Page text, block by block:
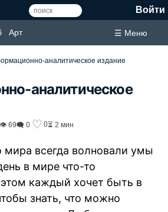
Войти
Арт ☰ Меню
аналитическое издание
аналитическое
69🗨 0 ♡ 0⏳ 2 мин
мира всегда волновали умы
в мире что-то
каждый хочет быть в
знать, что можно